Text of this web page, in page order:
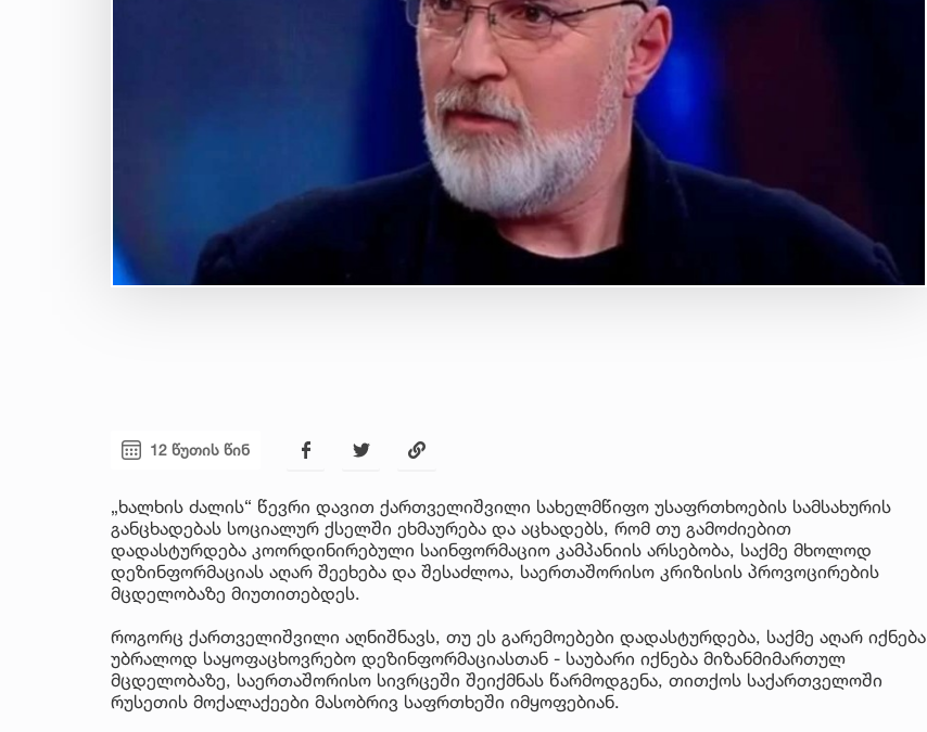
12 წუთის წინ
„ხალხის ძალის“ წევრი დავით ქართველიშვილი სახელმწიფო უსაფრთხოების სამსახურის
განცხადებას სოციალურ ქსელში ეხმაურება და აცხადებს, რომ თუ გამოძიებით
დადასტურდება კოორდინირებული საინფორმაციო კამპანიის არსებობა, საქმე მხოლოდ
დეზინფორმაციას აღარ შეეხება და შესაძლოა, საერთაშორისო კრიზისის პროვოცირების
მცდელობაზე მიუთითებდეს.
როგორც ქართველიშვილი აღნიშნავს, თუ ეს გარემოებები დადასტურდება, საქმე აღარ იქნება
უბრალოდ საყოფაცხოვრებო დეზინფორმაციასთან - საუბარი იქნება მიზანმიმართულ
მცდელობაზე, საერთაშორისო სივრცეში შეიქმნას წარმოდგენა, თითქოს საქართველოში
რუსეთის მოქალაქეები მასობრივ საფრთხეში იმყოფებიან.